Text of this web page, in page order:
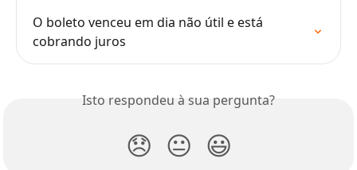
O boleto venceu em dia não útil e está
cobrando juros
Isto respondeu à sua pergunta?
😞 😐 😃